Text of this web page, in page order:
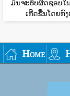
ມັນຈະຮັບຜິດຊອບໃ
ເກີດຂື້ນໂດຍກົ
Home